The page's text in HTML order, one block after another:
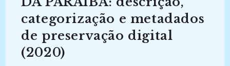
categorização e metadados
de preservação digital
(2020)